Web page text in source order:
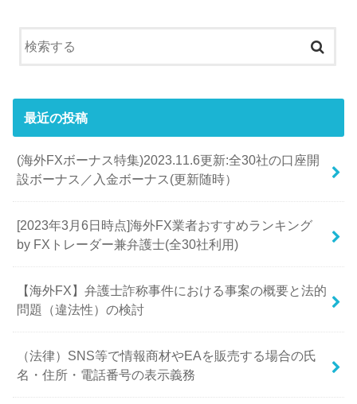
最近の投稿
(海外FXボーナス特集)2023.11.6更新:全30社の口座開
設ボーナス／入金ボーナス(更新随時）
[2023年3月6日時点]海外FX業者おすすめランキング
by FXトレーダー兼弁護士(全30社利用)
【海外FX】弁護士詐称事件における事案の概要と法的
問題（違法性）の検討
（法律）SNS等で情報商材やEAを販売する場合の氏
名・住所・電話番号の表示義務